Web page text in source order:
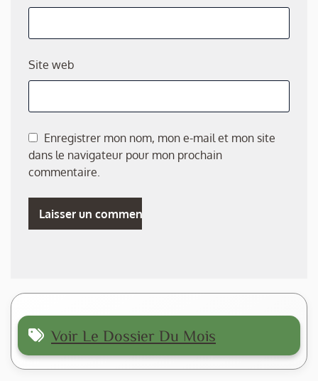
Site web
Enregistrer mon nom, mon e-mail et mon site
dans le navigateur pour mon prochain
commentaire.
Voir Le Dossier Du Mois